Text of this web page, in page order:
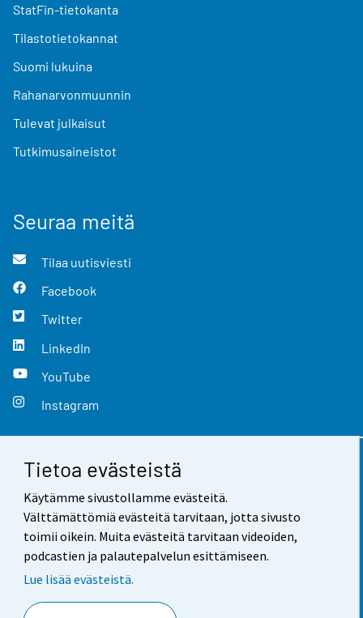
Tietoa evästeistä
Käytämme sivustollamme evästeitä.
Välttämättömiä evästeitä tarvitaan, jotta sivusto
toimii oikein. Muita evästeitä tarvitaan videoiden,
podcastien ja palautepalvelun esittämiseen.
Lue lisää evästeistä.
StatFin-tietokanta
Tilastotietokannat
Suomi lukuina
Rahanarvonmuunnin
Tulevat julkaisut
Tutkimusaineistot
Seuraa meitä
Tilaa uutisviesti
Facebook
Twitter
LinkedIn
YouTube
Instagram
Yhteystiedot
Palaute
Käyttöehdot
Saavutettavuus